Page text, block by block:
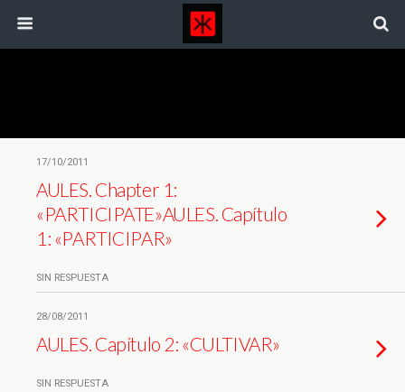
17/10/2011
AULES. Chapter 1:
«PARTICIPATE»AULES. Capítulo
1: «PARTICIPAR»
SIN RESPUESTA
28/08/2011
AULES. Capítulo 2: «CULTIVAR»
SIN RESPUESTA